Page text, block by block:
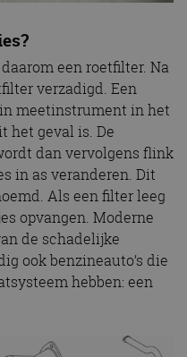
een roetfilter. Na
verzadigd. Een
meetinstrument in het
het geval is. De
dan vervolgens flink
in as veranderen. Dit
Als een filter leeg
opvangen. Moderne
de schadelijke
ook benzineauto’s die
hebben: een